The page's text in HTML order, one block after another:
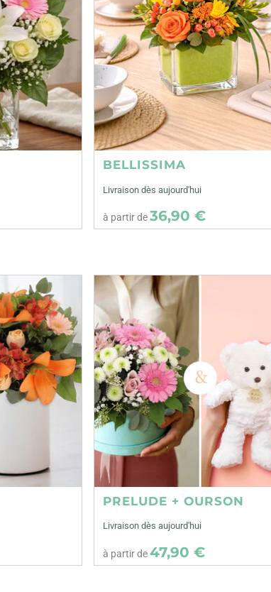
BELLISSIMA
Livraison dès aujourd'hui
à partir de36,90 €
PRELUDE + OURSON
Livraison dès aujourd'hui
à partir de47,90 €